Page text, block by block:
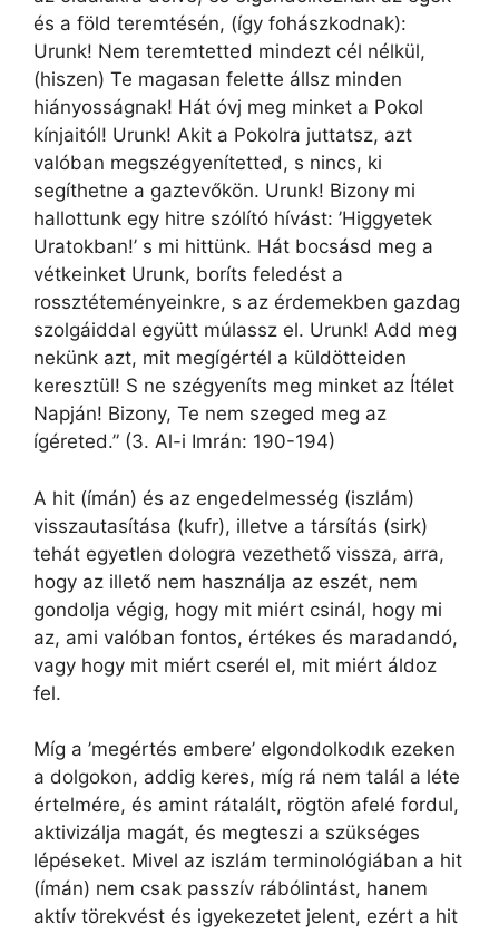
és a föld teremtésén, (így fohászkodnak):
Urunk! Nem teremtetted mindezt cél nélkül,
(hiszen) Te magasan felette állsz minden
hiányosságnak! Hát óvj meg minket a Pokol
kínjaitól! Urunk! Akit a Pokolra juttatsz, azt
valóban megszégyenítetted, s nincs, ki
segíthetne a gaztevőkön. Urunk! Bizony mi
hallottunk egy hitre szólító hívást: ’Higgyetek
Uratokban!’ s mi hittünk. Hát bocsásd meg a
vétkeinket Urunk, boríts feledést a
rossztéteményeinkre, s az érdemekben gazdag
szolgáiddal együtt múlassz el. Urunk! Add meg
nekünk azt, mit megígértél a küldötteiden
keresztül! S ne szégyeníts meg minket az Ítélet
Napján! Bizony, Te nem szeged meg az
ígéreted.” (3. Al-i Imrán: 190-194)
A hit (ímán) és az engedelmesség (iszlám)
visszautasítása (kufr), illetve a társítás (sirk)
tehát egyetlen dologra vezethető vissza, arra,
hogy az illető nem használja az eszét, nem
gondolja végig, hogy mit miért csinál, hogy mi
az, ami valóban fontos, értékes és maradandó,
vagy hogy mit miért cserél el, mit miért áldoz
fel.
Míg a ’megértés embere’ elgondolkodık ezeken
a dolgokon, addig keres, míg rá nem talál a léte
értelmére, és amint rátalált, rögtön afelé fordul,
aktivizálja magát, és megteszi a szükséges
lépéseket. Mivel az iszlám terminológiában a hit
(ímán) nem csak passzív rábólintást, hanem
aktív törekvést és igyekezetet jelent, ezért a hit